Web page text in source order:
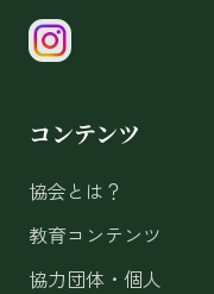
コンテンツ
協会とは？
教育コンテンツ
協力団体・個人